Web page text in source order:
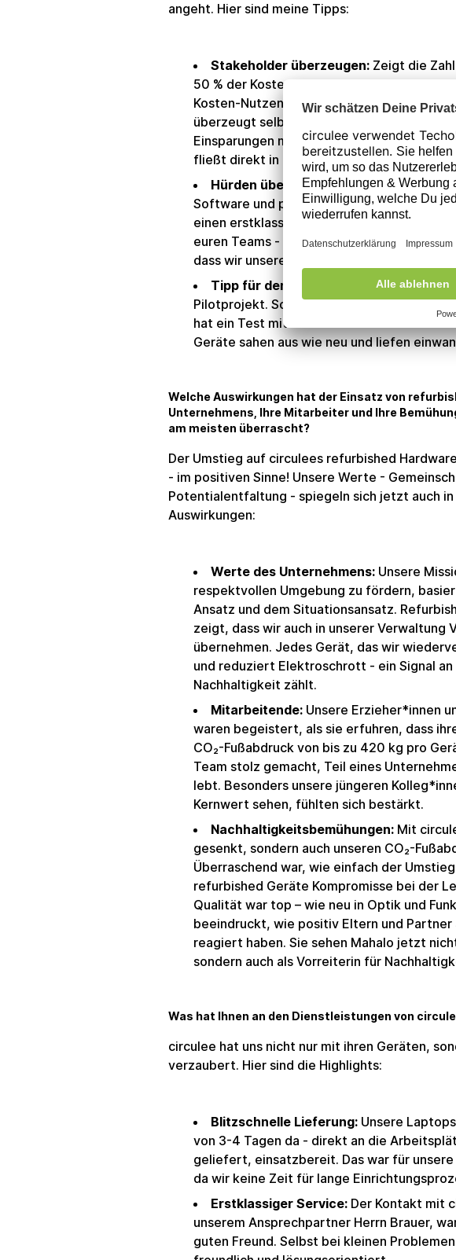
angeht. Hier sind meine Tipps:
Stakeholder überzeugen: Zeigt die
50 % der Kosten im Vergleich zu
Kosten-Nutzen-Analyse und hebt die CO₂-
überzeugt selbst skeptische
Einsparungen mit unserer Mission zu
fließt direkt in unsere pädagogischen
Hürden überwinden:Prüft die
Software und plant die Wartung. circulee
einen erstklassigen Support, was viele
euren Teams - unsere Mitarbeitenden
dass wir unsere Werte leben.
Tipp für den Einstieg:
Fangt klein an,
Pilotprojekt. So könnt ihr die Qualität
hat ein Test mit fünf Lenovo ThinkPads
Geräte sahen aus wie neu und liefen
Welche Auswirkungen hat der Einsatz von
Unternehmens, Ihre Mitarbeiter und Ihre
am meisten überrascht?
Der Umstieg auf circulees refurbished
- im positiven Sinne! Unsere Werte -
Potentialentfaltung - spiegeln sich jetzt auch in
Auswirkungen:
Werte des Unternehmens: Unsere
respektvollen Umgebung zu fördern,
Ansatz und dem Situationsansatz.
zeigt, dass wir auch in unserer Verwaltung
übernehmen. Jedes Gerät, das wir
und reduziert Elektroschrott - ein Signal an
Nachhaltigkeit zählt.
Mitarbeitende: Unsere Erzieher*innen
waren begeistert, als sie erfuhren, dass
CO₂-Fußabdruck von bis zu 420 kg pro
Team stolz gemacht, Teil eines
lebt. Besonders unsere jüngeren
Kernwert sehen, fühlten sich bestärkt.
Nachhaltigkeitsbemühungen: Mit
gesenkt, sondern auch unseren CO₂-
Überraschend war, wie einfach der
refurbished Geräte Kompromisse bei der
Qualität war top – wie neu in Optik und
beeindruckt, wie positiv Eltern und Partner
reagiert haben. Sie sehen Mahalo jetzt
sondern auch als Vorreiterin für
Was hat Ihnen an den Dienstleistungen von
circulee hat uns nicht nur mit ihren Geräten,
verzaubert. Hier sind die Highlights:
Blitzschnelle Lieferung: Unsere
von 3-4 Tagen da - direkt an die
geliefert, einsatzbereit. Das war für
da wir keine Zeit für lange
Erstklassiger Service: Der Kontakt mit
unserem Ansprechpartner Herrn Brauer,
guten Freund. Selbst bei kleinen